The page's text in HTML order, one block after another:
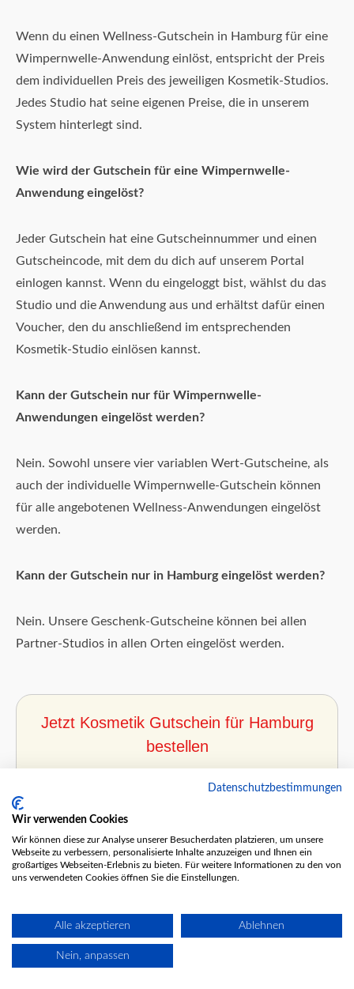
Wenn du einen Wellness-Gutschein in Hamburg für eine
Wimpernwelle-Anwendung einlöst, entspricht der Preis
dem individuellen Preis des jeweiligen Kosmetik-Studios.
Jedes Studio hat seine eigenen Preise, die in unserem
System hinterlegt sind.
Wie wird der Gutschein für eine Wimpernwelle-
Anwendung eingelöst?
Jeder Gutschein hat eine Gutscheinnummer und einen
Gutscheincode, mit dem du dich auf unserem Portal
einlogen kannst. Wenn du eingeloggt bist, wählst du das
Studio und die Anwendung aus und erhältst dafür einen
Voucher, den du anschließend im entsprechenden
Kosmetik-Studio einlösen kannst.
Kann der Gutschein nur für Wimpernwelle-
Anwendungen eingelöst werden?
Nein. Sowohl unsere vier variablen Wert-Gutscheine, als
auch der individuelle Wimpernwelle-Gutschein können
für alle angebotenen Wellness-Anwendungen eingelöst
werden.
Kann der Gutschein nur in Hamburg eingelöst werden?
Nein. Unsere Geschenk-Gutscheine können bei allen
Partner-Studios in allen Orten eingelöst werden.
Jetzt Kosmetik Gutschein für Hamburg
bestellen
Unser exklusives Angebot für alle
Datenschutzbestimmungen
Wir verwenden Cookies
Wir können diese zur Analyse unserer Besucherdaten platzieren, um unsere
Webseite zu verbessern, personalisierte Inhalte anzuzeigen und Ihnen ein
großartiges Webseiten-Erlebnis zu bieten. Für weitere Informationen zu den von
uns verwendeten Cookies öffnen Sie die Einstellungen.
Alle akzeptieren Ablehnen
Nein, anpassen